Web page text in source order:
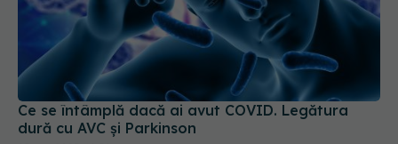
Ce se întâmplă dacă ai avut COVID. Legătura
dură cu AVC și Parkinson
25 aug 2025, 12:58